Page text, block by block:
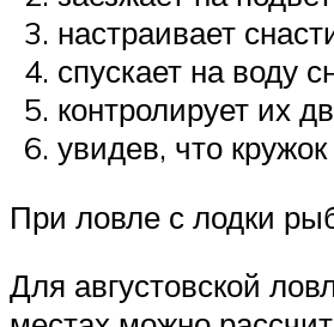
настраивает
спускает на воду
контролирует их
увидев, что
При ловле с лодки
Для августовской